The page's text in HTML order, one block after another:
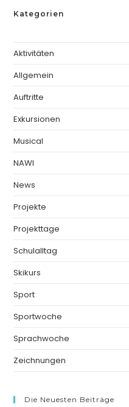
Kategorien
Aktivitäten
Allgemein
Auftritte
Exkursionen
Musical
NAWI
News
Projekte
Projekttage
Schulalltag
Skikurs
Sport
Sportwoche
Sprachwoche
Zeichnungen
Die Neuesten Beiträge